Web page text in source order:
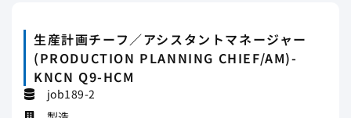
生産計画チーフ／アシスタントマネージャー
(PRODUCTION PLANNING CHIEF/AM)-
KNCN Q9-HCM
job189-2